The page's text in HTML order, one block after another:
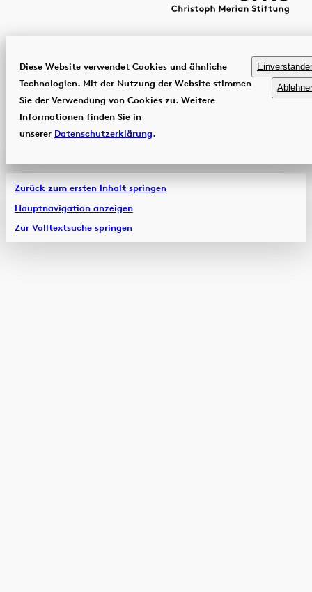
Diese Website verwendet Cookies und ähnliche
Technologien. Mit der Nutzung der Website stimmen
Sie der Verwendung von Cookies zu. Weitere
Informationen finden Sie in
unserer Datenschutzerklärung.
Zurück zum ersten Inhalt springen
Hauptnavigation anzeigen
Zur Volltextsuche springen